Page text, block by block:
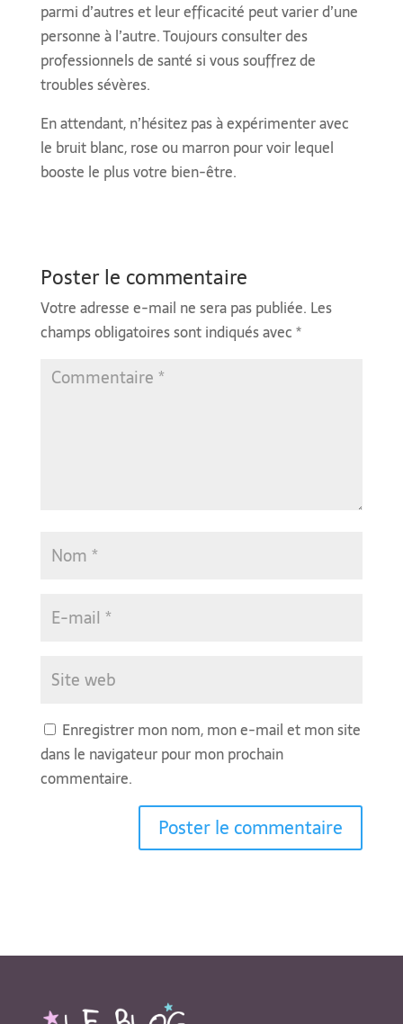
parmi d’autres et leur efficacité peut varier d’une
personne à l’autre. Toujours consulter des
professionnels de santé si vous souffrez de
troubles sévères.
En attendant, n’hésitez pas à expérimenter avec
le bruit blanc, rose ou marron pour voir lequel
booste le plus votre bien-être.
Poster le commentaire
Votre adresse e-mail ne sera pas publiée. Les
champs obligatoires sont indiqués avec*
Enregistrer mon nom, mon e-mail et mon site
dans le navigateur pour mon prochain
commentaire.